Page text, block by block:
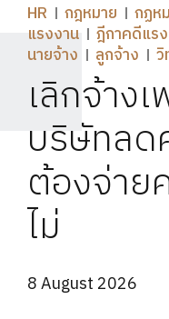
HR กฎหมาย กฏห
แรงงาน
ฎีกาคดีแร
นายจ้าง
ลูกจ้าง
เลิกจ้าง
บริษัทลด
ต้องจ่าย
ไม่
8 August 2026